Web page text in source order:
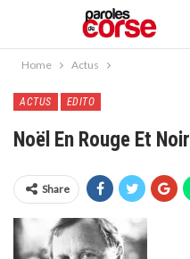
Home Actus
ACTUS EDITO
Noël En Rouge Et Noir
Share